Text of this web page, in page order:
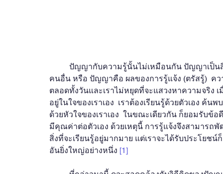
คนอื่น หรือ ปัญญาคือ ผลของการรู้แจ้ง (ตรัสรู้)  ค
ตลอดทั้งวันและเราไม่หยุดที่จะแสวงหาความจริง
อยู่ในใจของเราเอง  เราต้องเรียนรู้ด้วยตัวเอง ค้
ด้วยหัวใจของเราเอง  ในขณะเดียวกัน ก็ยอมรับข้
มีคุณค่าต่อตัวเอง ด้วยเหตุนี้ การรู้แจ้งจึงสามารถ
สิ่งที่จะเรียนรู้อยู่มากมาย แต่เราจะได้รับประโยชน์
อันยิ่งใหญ่อย่างหนึ่ง [1]